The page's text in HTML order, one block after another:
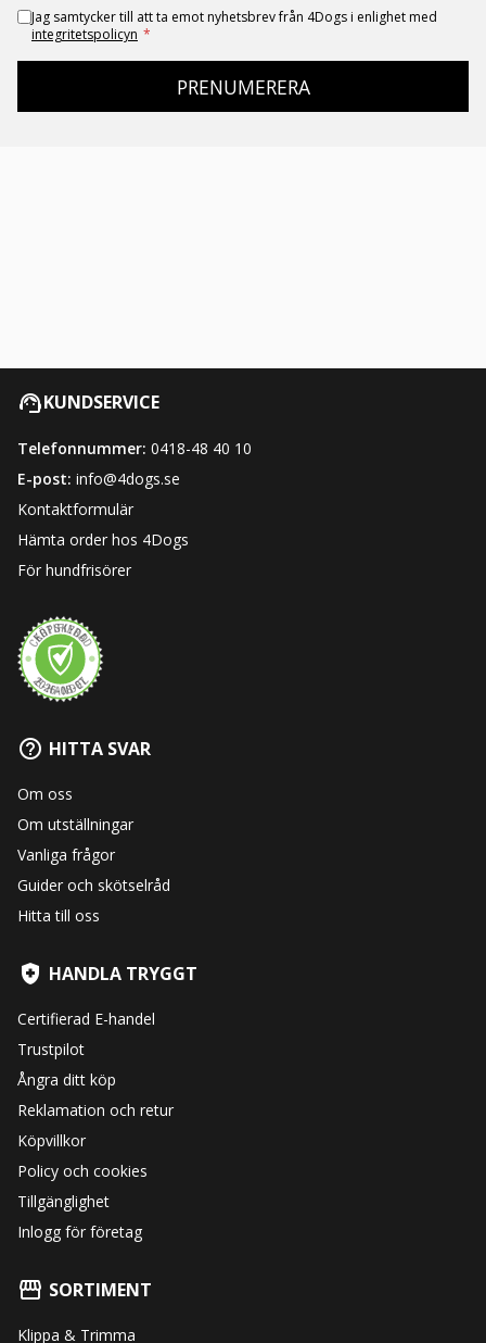
Jag samtycker till att ta emot nyhetsbrev från 4Dogs i enlighet med
integritetspolicyn *
PRENUMERERA
KUNDSERVICE
Telefonnummer: 0418-48 40 10
E-post: info@4dogs.se
Kontaktformulär
Hämta order hos 4Dogs
För hundfrisörer
HITTA SVAR
Om oss
Om utställningar
Vanliga frågor
Guider och skötselråd
Hitta till oss
HANDLA TRYGGT
Certifierad E-handel
Trustpilot
Ångra ditt köp
Reklamation och retur
Köpvillkor
Policy och cookies
Tillgänglighet
Inlogg för företag
SORTIMENT
Klippa & Trimma